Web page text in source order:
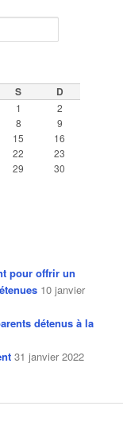
S D
1
2
8
9
15
16
22
23
29
30
pour offrir un
10 janvier
détenus à la
31 janvier 2022